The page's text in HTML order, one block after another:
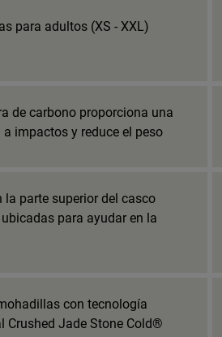
para adultos (XS - XXL)
de carbono proporciona una
impactos y reduce el peso
la parte superior del casco
para ayudar en la
con tecnología
Crushed Jade Stone Cold®